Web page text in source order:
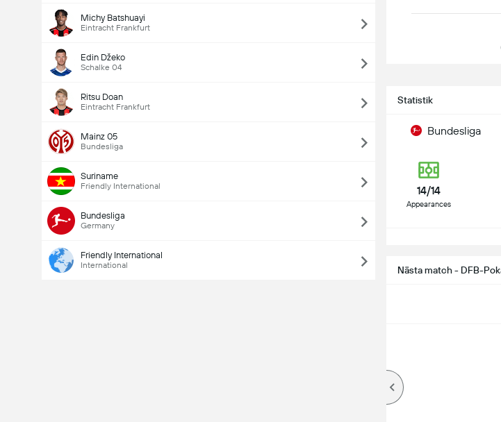
Michy Batshuayi
Eintracht Frankfurt
Edin Džeko
Schalke 04
Ritsu Doan
Eintracht Frankfurt
Mainz 05
Bundesliga
Suriname
Friendly International
Bundesliga
Germany
Friendly International
International
Statistik
Bundesliga
14/14
Appearances
Nästa match - DFB-